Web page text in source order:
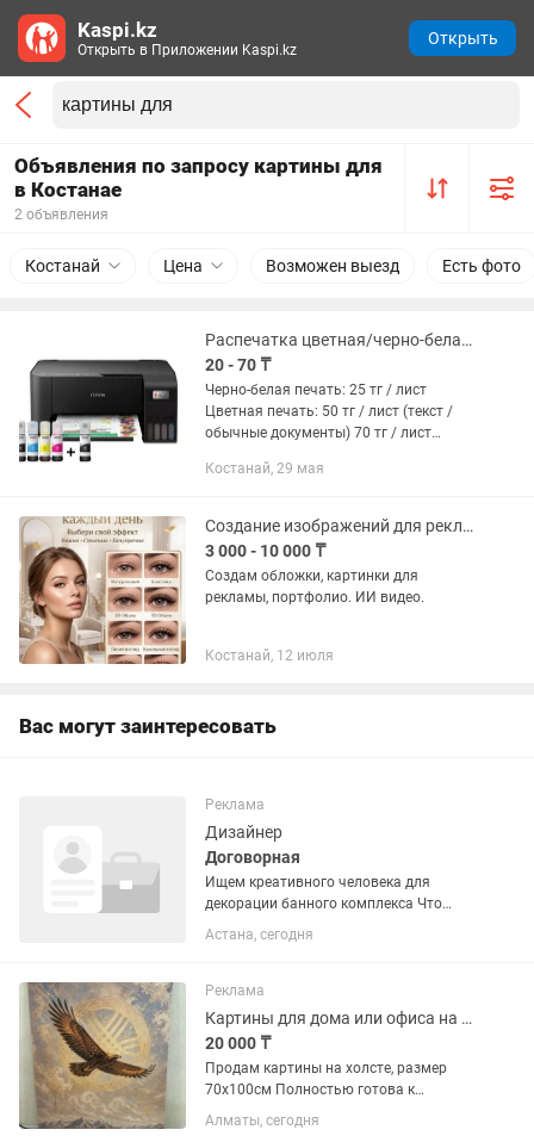
Объявления по запросу картины для
в Костанае
2 объявления
Костанай Цена Возможен выезд Есть фото
Распечатка цветная/черно-белая А4
20 - 70 ₸
Черно-белая печать: 25 тг / лист
Цветная печать: 50 тг / лист (текст /
обычные документы) 70 тг / лист
печать) Для больших заказов
Костанай, 29 мая
Создание изображений для рекламы, сертификаты
3 000 - 10 000 ₸
Создам обложки, картинки для
рекламы, портфолио. ИИ видео.
Костанай, 12 июля
Вас могут заинтересовать
Реклама
Дизайнер
Договорная
Ищем креативного человека для
декорации банного комплекса Что
нужно делать: Работать под
руководством дизайнера Находить
Делать декор, картины Предлагать...
Астана, сегодня
Реклама
Картины для дома или офиса на холсте с подрамником, 70х100см
20 000 ₸
Продам картины на холсте, размер
70х100см Полностью готова к
размещению в интерьере, подойдет
домой или в офис, очень красивые. В
Алматы, сегодня
Kaspi.kz
Открыть в Приложении Kaspi.kz
Открыть